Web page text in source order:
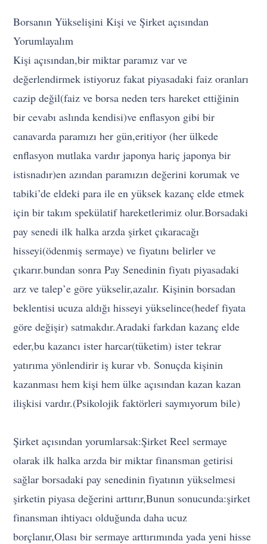
Borsanın Yükselişini Kişi ve Şirket açısından
Yorumlayalım
Kişi açısından,bir miktar paramız var ve
değerlendirmek istiyoruz fakat piyasadaki faiz oranları
cazip değil(faiz ve borsa neden ters hareket ettiğinin
bir cevabı aslında kendisi)ve enflasyon gibi bir
canavarda paramızı her gün,eritiyor (her ülkede
enflasyon mutlaka vardır japonya hariç japonya bir
istisnadır)en azından paramızın değerini korumak ve
tabiki’de eldeki para ile en yüksek kazanç elde etmek
için bir takım spekülatif hareketlerimiz olur.Borsadaki
pay senedi ilk halka arzda şirket çıkaracağı
hisseyi(ödenmiş sermaye) ve fiyatını belirler ve
çıkarır.bundan sonra Pay Senedinin fiyatı piyasadaki
arz ve talep’e göre yükselir,azalır. Kişinin borsadan
beklentisi ucuza aldığı hisseyi yükselince(hedef fiyata
göre değişir) satmakdır.Aradaki farkdan kazanç elde
eder,bu kazancı ister harcar(tüketim) ister tekrar
yatırıma yönlendirir iş kurar vb. Sonuçda kişinin
kazanması hem kişi hem ülke açısından kazan kazan
ilişkisi vardır.(Psikolojik faktörleri saymıyorum bile)
Şirket açısından yorumlarsak:Şirket Reel sermaye
olarak ilk halka arzda bir miktar finansman getirisi
sağlar borsadaki pay senedinin fiyatının yükselmesi
şirketin piyasa değerini arttırır,Bunun sonucunda:şirket
finansman ihtiyacı olduğunda daha ucuz
borçlanır,Olası bir sermaye arttırımında yada yeni hisse